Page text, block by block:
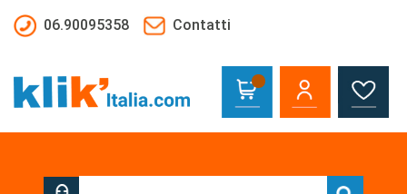
06.90095358
Contatti